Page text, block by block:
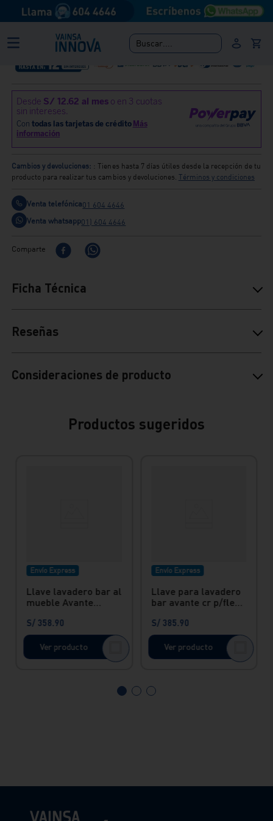
Buscar....
Dispensador De Jabón Oval Cromado: Renueva y
diseña tus espacios con las últimas tendencias en
griferías y sanitarios.
Cambios y devoluciones: : Tienes hasta 7 días útiles desde la recepción de tu
producto para realizar tus cambios y devoluciones. Términos y condiciones
Venta telefónica01 604 4646
Venta whatsapp01) 604 4646
Comparte
Ficha Técnica
Reseñas
Consideraciones de producto
Productos sugeridos
Envío Express
Llave lavadero bar al
mueble Avante
Vainsa
S/ 358 90
Ver producto
Envío Express
Llave para lavadero
bar avante cr p/flex
S/ 385 90
Ver producto